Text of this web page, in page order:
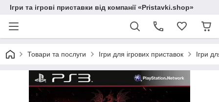
Ігри та ігрові приставки від компанії «Pristavki.shop»
Товари та послуги Ігри для ігрових приставок Ігри